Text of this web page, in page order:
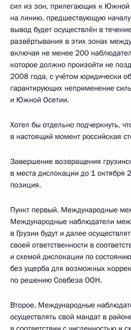
сил из зон, прилегающих к Южной
на линию, предшествующую
вывод будет осуществлён в
развёртывания в этих зонах
включая не менее 200
которое должно произойти не
2008 года, с учётом юридически
гарантирующих неприменение
и Южной Осетии.
Хотел бы отдельно подчеркнуть,
в настоящий момент российская
Завершение возвращения
в места дислокации до 1 октября
позиция.
Пункт первый. Международные
Международные наблюдатели
в Грузии будут и далее
своей ответственности в
и схемой дислокации по
без ущерба для возможных
по решению Совбеза ООН.
Второе. Международные
осуществлять свой мандат в